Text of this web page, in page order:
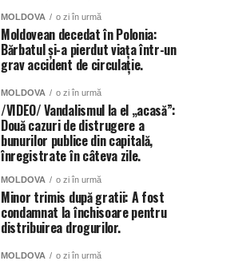
MOLDOVA o zi în urmă
Moldovean decedat în Polonia:
Bărbatul și-a pierdut viața într-un
grav accident de circulație.
MOLDOVA o zi în urmă
/VIDEO/ Vandalismul la el „acasă”:
Două cazuri de distrugere a
bunurilor publice din capitală,
înregistrate în câteva zile.
MOLDOVA o zi în urmă
Minor trimis după gratii: A fost
condamnat la închisoare pentru
distribuirea drogurilor.
MOLDOVA o zi în urmă